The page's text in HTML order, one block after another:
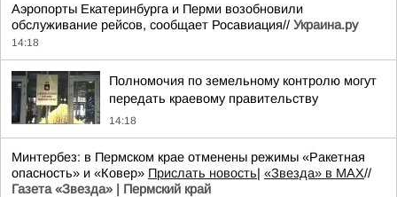
Аэропорты Екатеринбурга и Перми возобновили
обслуживание рейсов, сообщает Росавиация// Украина.ру
14:18
Полномочия по земельному контролю могут
передать краевому правительству
14:18
Минтербез: в Пермском крае отменены режимы «Ракетная
опасность» и «Ковер» Прислать новость| «Звезда» в MAX//
Газета «Звезда» | Пермский край